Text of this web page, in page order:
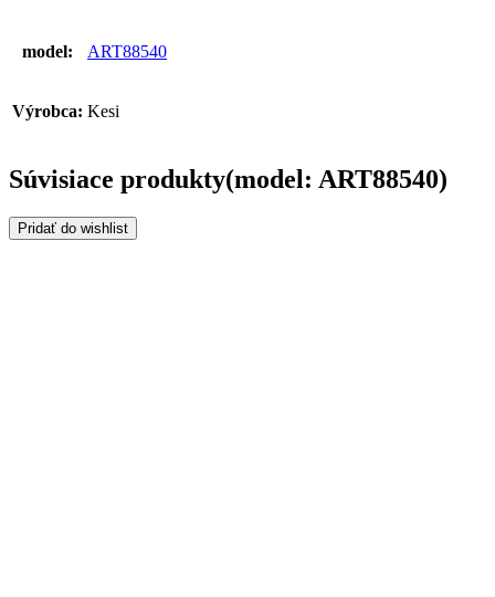
model: ART88540
Výrobca: Kesi
Súvisiace produkty(model: ART88540)
Pridať do wishlist